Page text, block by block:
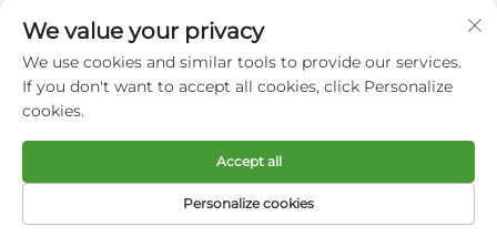
les tables de signature dans les
bureaux de vente, le faux bonsaï
améliore l'élégance et le style de
marque du lieu, tandis que sa
caractéristique d'entretien nul réduit
considérablement les coûts de
décoration et de maintenance pour les
We value your privacy
We use cookies and similar tools to provide our services.
If you don't want to accept all cookies, click Personalize
cookies.
Personalize cookies
Accept all